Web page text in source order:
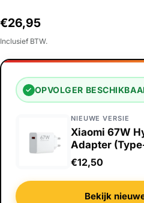
Normale
prijs
€26,95
Inclusief BTW.
✓ OPVOLGER
NIEUWE VERSIE
Xiaomi 67W
Adapter
€12,50
Bekijk